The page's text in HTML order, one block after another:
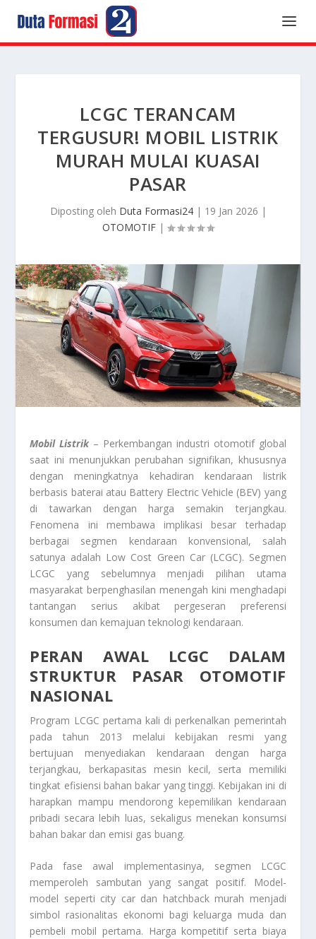
LCGC TERANCAM
TERGUSUR! MOBIL LISTRIK
MURAH MULAI KUASAI
PASAR
Diposting oleh Duta Formasi24| 19 Jan 2026 |
OTOMOTIF |
Mobil Listrik– Perkembangan industri otomotif global
saat ini menunjukkan perubahan signifikan, khususnya
dengan meningkatnya kehadiran kendaraan listrik
berbasis baterai atau Battery Electric Vehicle (BEV) yang
di tawarkan dengan harga semakin terjangkau.
Fenomena ini membawa implikasi besar terhadap
berbagai segmen kendaraan konvensional, salah
satunya adalah Low Cost Green Car (LCGC). Segmen
LCGC yang sebelumnya menjadi pilihan utama
masyarakat berpenghasilan menengah kini menghadapi
tantangan serius akibat pergeseran preferensi
konsumen dan kemajuan teknologi kendaraan.
PERAN AWAL LCGC DALAM
STRUKTUR PASAR OTOMOTIF
NASIONAL
Program LCGC pertama kali di perkenalkan pemerintah
pada tahun 2013 melalui kebijakan resmi yang
bertujuan menyediakan kendaraan dengan harga
terjangkau, berkapasitas mesin kecil, serta memiliki
tingkat efisiensi bahan bakar yang tinggi. Kebijakan ini di
harapkan mampu mendorong kepemilikan kendaraan
pribadi secara lebih luas, sekaligus menekan konsumsi
bahan bakar dan emisi gas buang.
Pada fase awal implementasinya, segmen LCGC
memperoleh sambutan yang sangat positif. Model-
model seperti city car dan hatchback murah menjadi
simbol rasionalitas ekonomi bagi keluarga muda dan
pembeli mobil pertama. Harga kompetitif serta biaya